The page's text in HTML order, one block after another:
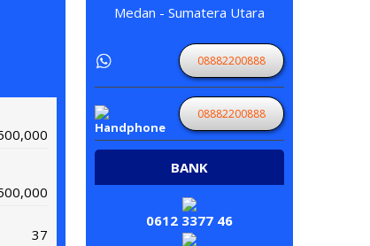
37
Medan - Sumatera Utara
08882200888
08882200888
BANK
0612 3377 46